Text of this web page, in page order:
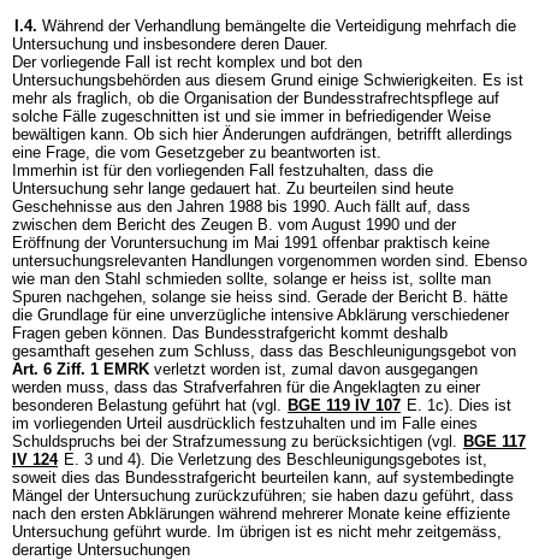
I.4. Während der Verhandlung bemängelte die Verteidigung mehrfach die
Untersuchung und insbesondere deren Dauer.
Der vorliegende Fall ist recht komplex und bot den
Untersuchungsbehörden aus diesem Grund einige Schwierigkeiten. Es ist
mehr als fraglich, ob die Organisation der Bundesstrafrechtspflege auf
solche Fälle zugeschnitten ist und sie immer in befriedigender Weise
bewältigen kann. Ob sich hier Änderungen aufdrängen, betrifft allerdings
eine Frage, die vom Gesetzgeber zu beantworten ist.
Immerhin ist für den vorliegenden Fall festzuhalten, dass die
Untersuchung sehr lange gedauert hat. Zu beurteilen sind heute
Geschehnisse aus den Jahren 1988 bis 1990. Auch fällt auf, dass
zwischen dem Bericht des Zeugen B. vom August 1990 und der
Eröffnung der Voruntersuchung im Mai 1991 offenbar praktisch keine
untersuchungsrelevanten Handlungen vorgenommen worden sind. Ebenso
wie man den Stahl schmieden sollte, solange er heiss ist, sollte man
Spuren nachgehen, solange sie heiss sind. Gerade der Bericht B. hätte
die Grundlage für eine unverzügliche intensive Abklärung verschiedener
Fragen geben können. Das Bundesstrafgericht kommt deshalb
gesamthaft gesehen zum Schluss, dass das Beschleunigungsgebot von
Art. 6 Ziff. 1 EMRK verletzt worden ist, zumal davon ausgegangen
werden muss, dass das Strafverfahren für die Angeklagten zu einer
besonderen Belastung geführt hat (vgl. BGE 119 IV 107 E. 1c). Dies ist
im vorliegenden Urteil ausdrücklich festzuhalten und im Falle eines
Schuldspruchs bei der Strafzumessung zu berücksichtigen (vgl. BGE 117
IV 124 E. 3 und 4). Die Verletzung des Beschleunigungsgebotes ist,
soweit dies das Bundesstrafgericht beurteilen kann, auf systembedingte
Mängel der Untersuchung zurückzuführen; sie haben dazu geführt, dass
nach den ersten Abklärungen während mehrerer Monate keine effiziente
Untersuchung geführt wurde. Im übrigen ist es nicht mehr zeitgemäss,
derartige Untersuchungen